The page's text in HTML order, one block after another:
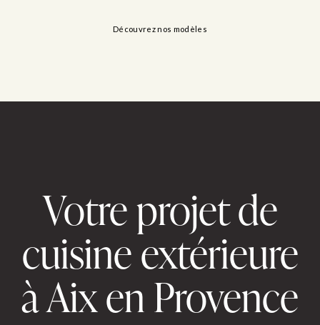
Découvrez nos modèles
Votre projet de
cuisine extérieure
à Aix en Provence